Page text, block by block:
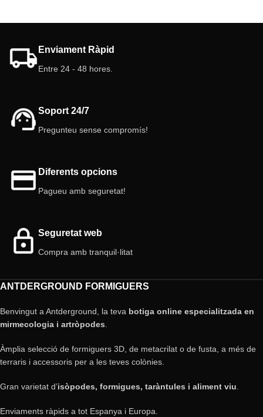
Enviament Ràpid
Entre 24 - 48 hores.
Soport 24/7
Pregunteu sense compromís!
Diferents opcions
Pagueu amb seguretat!
Seguretat web
Compra amb tranquil·litat
ANTDERGROUND FORMIGUERS
Benvingut a Antderground, la teva botiga online especialitzada en
mirmecologia i artròpodes
Àmplia selecció de formiguers 3D, de metacrilat o de fusta, a més de
terraris i accessoris per a les teves colònies.
Gran varietat d’isòpodes, formigues, taràntules i aliment viu
Enviaments ràpids a tot Espanya i Europa.